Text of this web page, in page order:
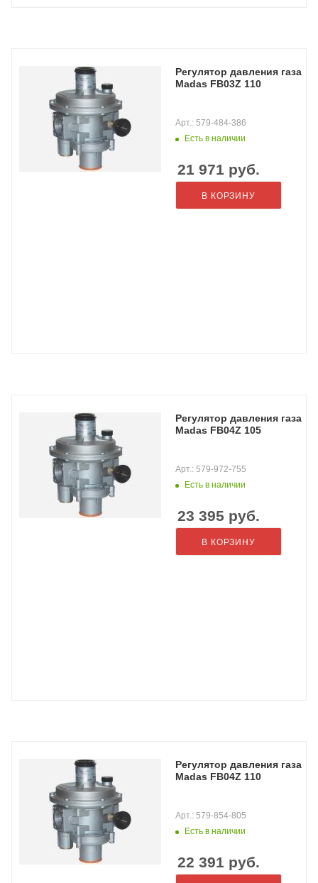
Регулятор давления газа
Madas FB03Z 110
Есть в наличии
Арт.: 579-484-386
21 971 руб.
В КОРЗИНУ
Регулятор давления газа
Madas FB04Z 105
Есть в наличии
Арт.: 579-972-755
23 395 руб.
В КОРЗИНУ
Регулятор давления газа
Madas FB04Z 110
Есть в наличии
Арт.: 579-854-805
22 391 руб.